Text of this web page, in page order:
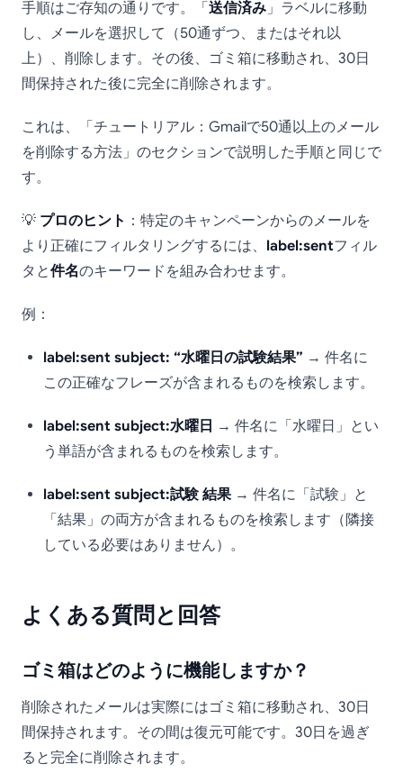
手順はご存知の通りです。「 送信済み 」ラベルに移動
し、メールを選択して（50通ずつ、またはそれ以
上）、削除します。その後、ゴミ箱に移動され、30日
間保持された後に完全に削除されます。
これは、「チュートリアル：Gmailで50通以上のメール
を削除する方法」のセクションで説明した手順と同じで
す。
💡 プロのヒント ：特定のキャンペーンからのメールを
より正確にフィルタリングするには、 label:sentフィル
タと件名のキーワードを組み合わせます。
例：
label:sent subject: “水曜日の試験結果” → 件名に
この正確なフレーズが含まれるものを検索します。
label:sent subject:水曜日 → 件名に「水曜日」とい
う単語が含まれるものを検索します。
label:sent subject:試験 結果 → 件名に「試験」と
「結果」の両方が含まれるものを検索します（隣接
している必要はありません）。
よくある質問と回答
ゴミ箱はどのように機能しますか？
削除されたメールは実際にはゴミ箱に移動され、30日
間保持されます。その間は復元可能です。30日を過ぎ
ると完全に削除されます。